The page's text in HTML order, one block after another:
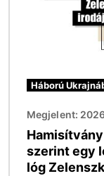
Háború
Megjelent:
szerint egy
lóg